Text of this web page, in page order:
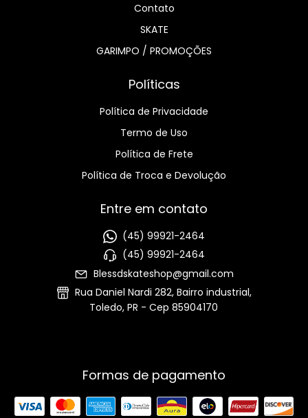
Contato
SKATE
GARIMPO / PROMOÇÕES
Políticas
Política de Privacidade
Termo de Uso
Política de Frete
Política de Troca e Devolução
Entre em contato
(45) 99921-2464
(45) 99921-2464
Blessdskateshop@gmail.com
Rua Daniel Nardi 282, Bairro industrial,
Toledo, PR - Cep 85904170
Formas de pagamento